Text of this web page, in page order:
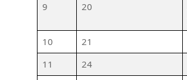
9 20
10 21
11
24